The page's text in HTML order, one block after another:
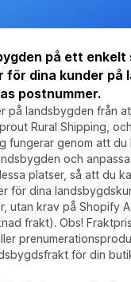
på ett enkelt
dina kunder på
postnummer.
på landsbygden från
Rural Shipping,
fungerar genom att du
och
platser, så att du
för dina
utan krav på Shopify
frakt). Obs!
för din